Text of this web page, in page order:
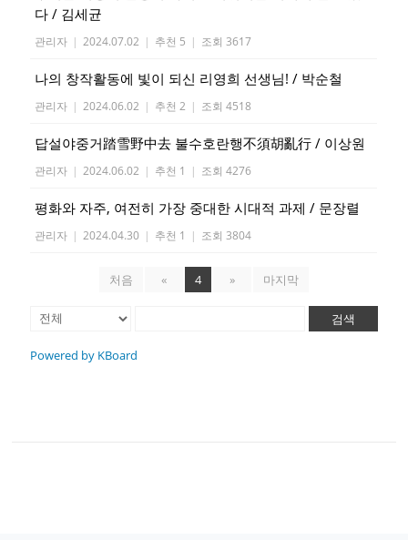
다 / 김세균
관리자 | 2024.07.02 | 추천 5 | 조회 3617
나의 창작활동에 빛이 되신 리영희 선생님! / 박순철
관리자 | 2024.06.02 | 추천 2 | 조회 4518
답설야중거踏雪野中去 불수호란행不須胡亂行 / 이상원
관리자 | 2024.06.02 | 추천 1 | 조회 4276
평화와 자주, 여전히 가장 중대한 시대적 과제 / 문장렬
관리자 | 2024.04.30 | 추천 1 | 조회 3804
처음 « 4 » 마지막
검색
Powered by KBoard